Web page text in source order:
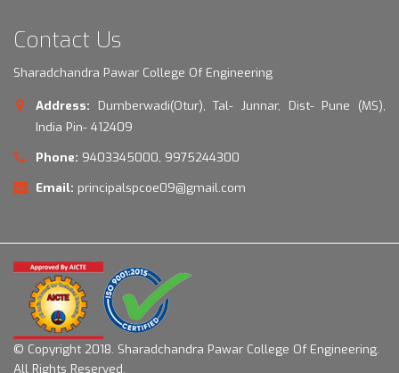
Contact Us
Sharadchandra Pawar College Of Engineering
Address:
Dumberwadi(Otur), Tal- Junnar, Dist- Pune (MS),
India Pin- 412409
Phone: 9403345000, 9975244300
Email: principalspcoe09@gmail.com
© Copyright 2018. Sharadchandra Pawar College Of Engineering.
All Rights Reserved.